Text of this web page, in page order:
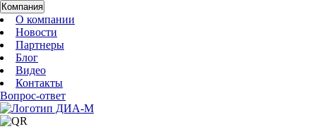
Компания
О компании
Новости
Партнеры
Блог
Видео
Контакты
Вопрос-ответ